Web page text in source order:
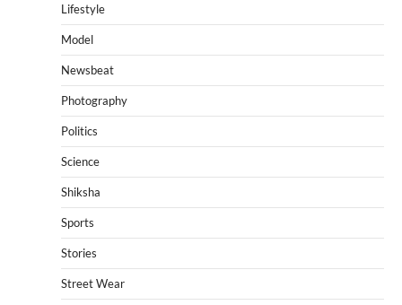
Lifestyle
Model
Newsbeat
Photography
Politics
Science
Shiksha
Sports
Stories
Street Wear